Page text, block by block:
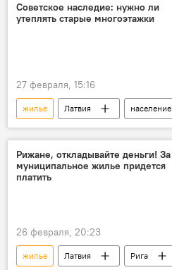
Советское наследие: нужно ли
утеплять старые многоэтажки
27 февраля, 15:16
жилье Латвия
население
безопасность
Реновация
Рижане, откладывайте деньги! За
муниципальное жилье придется
платить
26 февраля, 20:23
жилье Латвия Рига